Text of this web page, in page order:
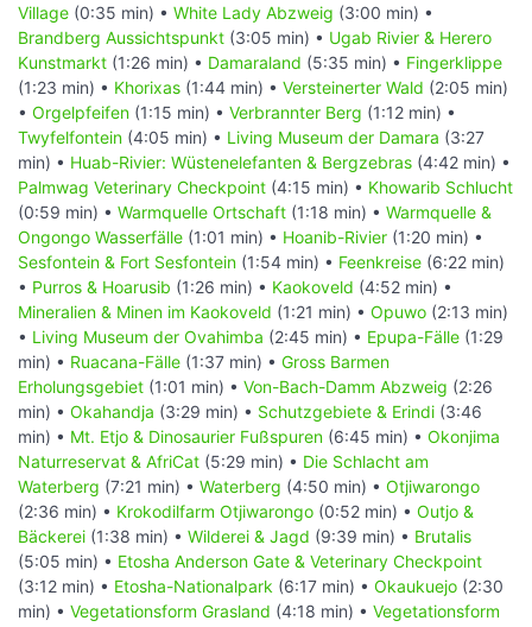
Village (0:35 min) • White Lady Abzweig (3:00 min) •
Brandberg Aussichtspunkt (3:05 min) • Ugab Rivier & Herero
Kunstmarkt (1:26 min) • Damaraland (5:35 min) • Fingerklippe
(1:23 min) • Khorixas (1:44 min) • Versteinerter Wald (2:05 min)
• Orgelpfeifen (1:15 min) • Verbrannter Berg (1:12 min) •
Twyfelfontein (4:05 min) • Living Museum der Damara (3:27
min) • Huab-Rivier: Wüstenelefanten & Bergzebras (4:42 min) •
Palmwag Veterinary Checkpoint (4:15 min) • Khowarib Schlucht
(0:59 min) • Warmquelle Ortschaft (1:18 min) • Warmquelle &
Ongongo Wasserfälle (1:01 min) • Hoanib-Rivier (1:20 min) •
Sesfontein & Fort Sesfontein (1:54 min) • Feenkreise (6:22 min)
• Purros & Hoarusib (1:26 min) • Kaokoveld (4:52 min) •
Mineralien & Minen im Kaokoveld (1:21 min) • Opuwo (2:13 min)
• Living Museum der Ovahimba (2:45 min) • Epupa-Fälle (1:29
min) • Ruacana-Fälle (1:37 min) • Gross Barmen
Erholungsgebiet (1:01 min) • Von-Bach-Damm Abzweig (2:26
min) • Okahandja (3:29 min) • Schutzgebiete & Erindi (3:46
min) • Mt. Etjo & Dinosaurier Fußspuren (6:45 min) • Okonjima
Naturreservat & AfriCat (5:29 min) • Die Schlacht am
Waterberg (7:21 min) • Waterberg (4:50 min) • Otjiwarongo
(2:36 min) • Krokodilfarm Otjiwarongo (0:52 min) • Outjo &
Bäckerei (1:38 min) • Wilderei & Jagd (9:39 min) • Brutalis
(5:05 min) • Etosha Anderson Gate & Veterinary Checkpoint
(3:12 min) • Etosha-Nationalpark (6:17 min) • Okaukuejo (2:30
min) • Vegetationsform Grasland (4:18 min) • Vegetationsform